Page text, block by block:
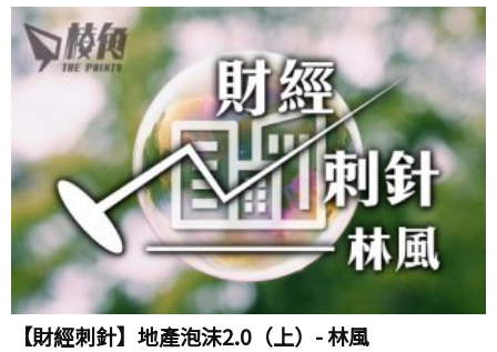
【財經刺針】地產泡沫2.0（上）- 林風